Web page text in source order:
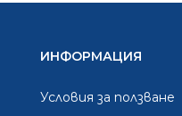
ИНФОРМАЦИЯ
Условия за ползване